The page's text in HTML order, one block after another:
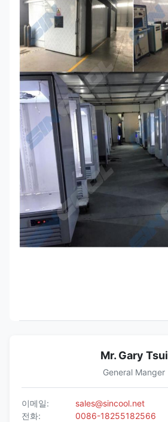
Mr. Gary Tsui
General Manger
이메일:
sales@sincool.net
전화:
0086-18255182566